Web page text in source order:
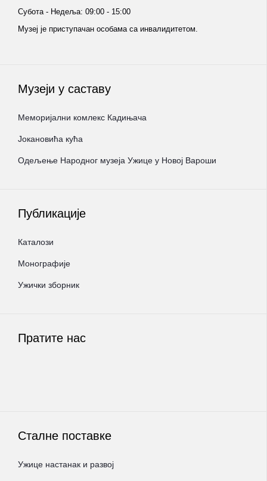
Субота - Недеља: 09:00 - 15:00
Музеј је приступачан особама са инвалидитетом.
Музеји у саставу
Меморијални комлекс Кадињача
Јокановића кућа
Oдељење Народног музеја Ужице у Новој Вароши
Публикације
Каталози
Монографије
Ужички зборник
Пратите нас
Сталне поставке
Ужице настанак и развој